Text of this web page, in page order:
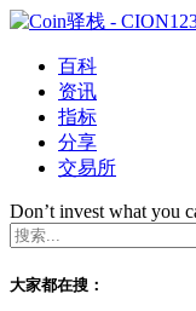
百科
资讯
指标
分享
交易所
Don’t invest what you
大家都在搜：